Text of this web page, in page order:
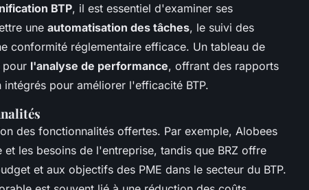
BTP, il est essentiel d'examiner ses
une automatisation des tâches, le suivi des
conformité réglementaire efficace. Un tableau de
pour l'analyse de performance, offrant des rapports
pour améliorer l'efficacité BTP.
des fonctionnalités offertes. Par exemple, Alobees
les besoins de l'entreprise, tandis que BRZ offre
et aux objectifs des PME dans le secteur du BTP.